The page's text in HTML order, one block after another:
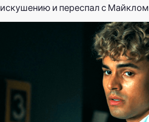
искушению и переспал с Майклом.